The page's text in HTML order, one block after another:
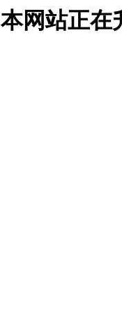
本网站正在